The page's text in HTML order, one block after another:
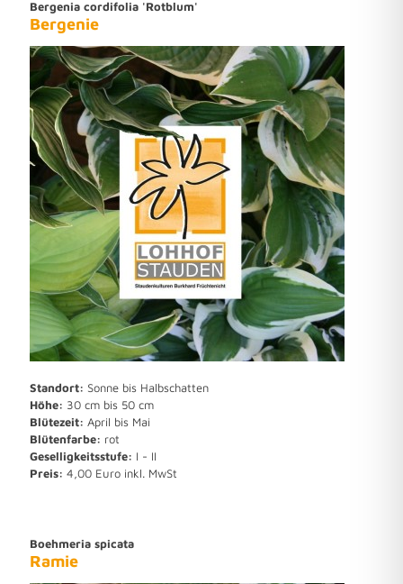
Bergenia cordifolia 'Rotblum'
Bergenie
Standort: Sonne bis Halbschatten
Höhe: 30 cm bis 50 cm
Blütezeit: April bis Mai
Blütenfarbe: rot
Geselligkeitsstufe: I - II
Preis: 4,00 Euro inkl. MwSt
Boehmeria spicata
Ramie